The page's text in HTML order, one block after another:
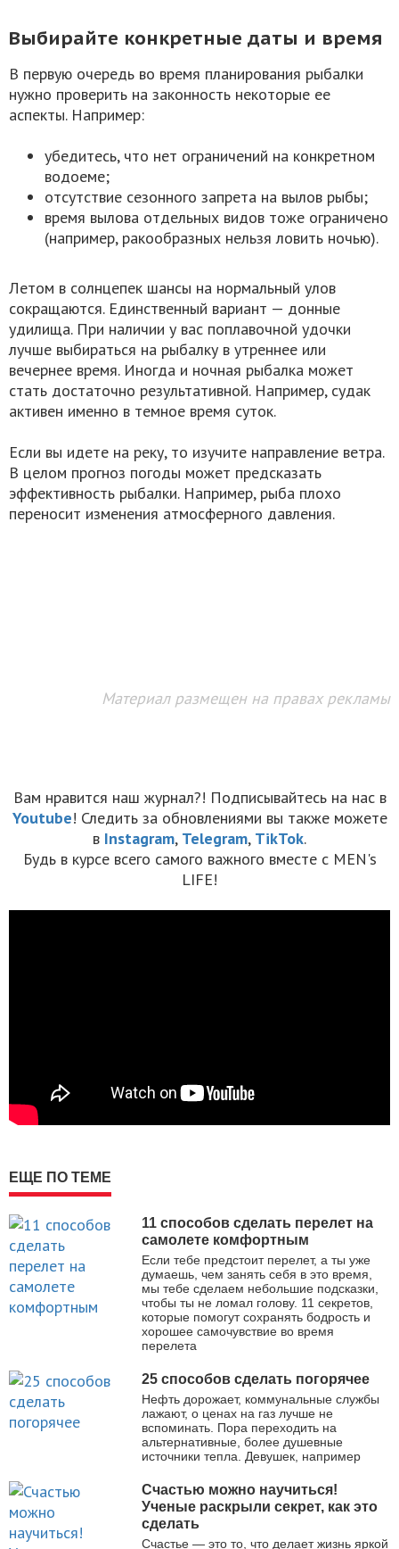
Выбирайте конкретные даты и время
В первую очередь во время планирования рыбалки
нужно проверить на законность некоторые ее
аспекты. Например:
убедитесь, что нет ограничений на конкретном
водоеме;
отсутствие сезонного запрета на вылов рыбы;
время вылова отдельных видов тоже ограничено
(например, ракообразных нельзя ловить ночью).
Летом в солнцепек шансы на нормальный улов
сокращаются. Единственный вариант — донные
удилища. При наличии у вас поплавочной удочки
лучше выбираться на рыбалку в утреннее или
вечернее время. Иногда и ночная рыбалка может
стать достаточно результативной. Например, судак
активен именно в темное время суток.
Если вы идете на реку, то изучите направление ветра.
В целом прогноз погоды может предсказать
эффективность рыбалки. Например, рыба плохо
переносит изменения атмосферного давления.
Материал размещен на правах рекламы
Вам нравится наш журнал?! Подписывайтесь на нас в
Youtube! Следить за обновлениями вы также можете
в Instagram, Telegram, TikTok.
Будь в курсе всего самого важного вместе с MEN's
LIFE!
ЕЩЕ ПО ТЕМЕ
11 способов сделать перелет на
самолете комфортным
Если тебе предстоит перелет, а ты уже
думаешь, чем занять себя в это время,
мы тебе сделаем небольшие подсказки,
чтобы ты не ломал голову. 11 секретов,
которые помогут сохранять бодрость и
хорошее самочувствие во время
перелета
25 способов сделать погорячее
Нефть дорожает, коммунальные службы
лажают, о ценах на газ лучше не
вспоминать. Пора переходить на
альтернативные, более душевные
источники тепла. Девушек, например
Счастью можно научиться!
Ученые раскрыли секрет, как это
сделать
Счастье — это то, что делает жизнь яркой